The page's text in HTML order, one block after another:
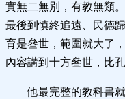
實無二無別，有教無類
最後到慎終追遠、民德
育是叄世，範圍就大了
內容講到十方叄世，比
他最完整的教科書